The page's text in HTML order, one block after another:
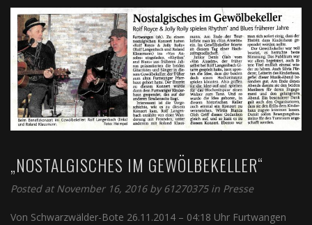
„NOSTALGISCHES IM GEWÖLBEKELLER“
Posted at November 16, 2016 by61270375 in Presse
Von Schwarzwälder-Bote 26.11.2014 – 04:18 Uhr Furtwangen